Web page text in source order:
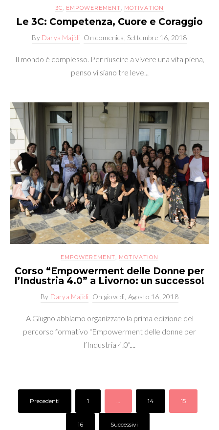
3C, EMPOWEREMENT, MOTIVATION
Le 3C: Competenza, Cuore e Coraggio
By Darya Majidi On domenica, Settembre 16, 2018
Il mondo è complesso. Per riuscire a vivere una vita piena,
penso vi siano tre leve...
EMPOWEREMENT, MOTIVATION
Corso “Empowerment delle Donne per
l’Industria 4.0” a Livorno: un successo!
By Darya Majidi On giovedì, Agosto 16, 2018
A Giugno abbiamo organizzato la prima edizione del
percorso formativo "Empowerment delle donne per
l’Industria 4.0"....
Precedenti 1 14 15
16 Successivi